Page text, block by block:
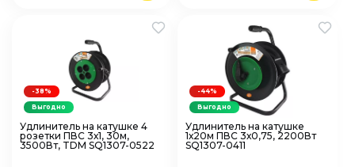
Удлинитель на катушке 4
розетки ПВС 3х1, 30м,
3500Вт, TDM SQ1307-0522
-38%
Выгодно
Удлинитель на катушке
1х20м ПВС 3х0,75, 2200Вт
SQ1307-0411
-44%
Выгодно